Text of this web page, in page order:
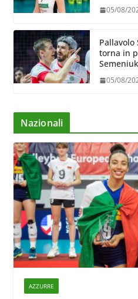
05/08/
Pallavolo
torna in
05/08/
Nazionali
AZZURRE